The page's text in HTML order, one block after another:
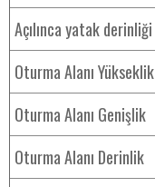
Açılınca yatak derinliği
Oturma Alanı Yükseklik
Oturma Alanı Genişlik
Oturma Alanı Derinlik